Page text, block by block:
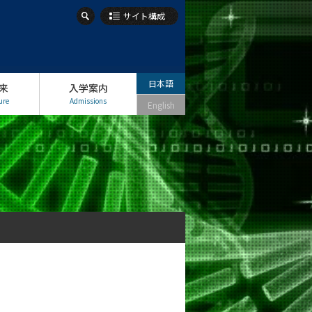
サイト構成
入学案内
Admissions
日本語
English